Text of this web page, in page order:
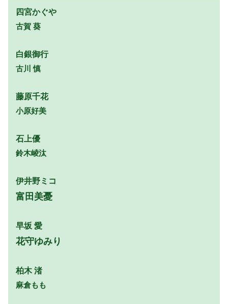
四宮かぐや
古賀 葵
白銀御行
古川 慎
藤原千花
小原好美
石上優
鈴木崚汰
伊井野ミコ
富田美憂
早坂 愛
花守ゆみり
柏木 渚
麻倉もも